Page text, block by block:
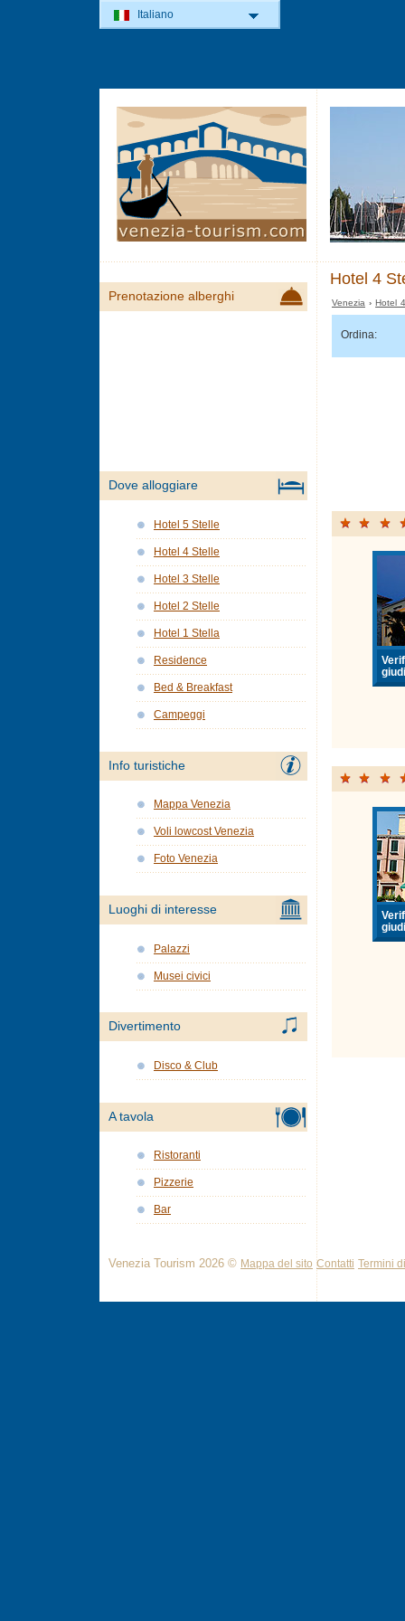
Hotel 4
Venezia ›Hotel
Ordina:
Prenotazione alberghi
Dove alloggiare
Hotel 5 Stelle
Hotel 4 Stelle
Hotel 3 Stelle
Hotel 2 Stelle
Hotel 1 Stella
Residence
Bed & Breakfast
Campeggi
Info turistiche
Mappa Venezia
Voli lowcost Venezia
Foto Venezia
Luoghi di interesse
Palazzi
Musei civici
Divertimento
Disco & Club
A tavola
Ristoranti
Pizzerie
Bar
Venezia Tourism 2026 © Mappa del sito Contatti Termini
Italiano